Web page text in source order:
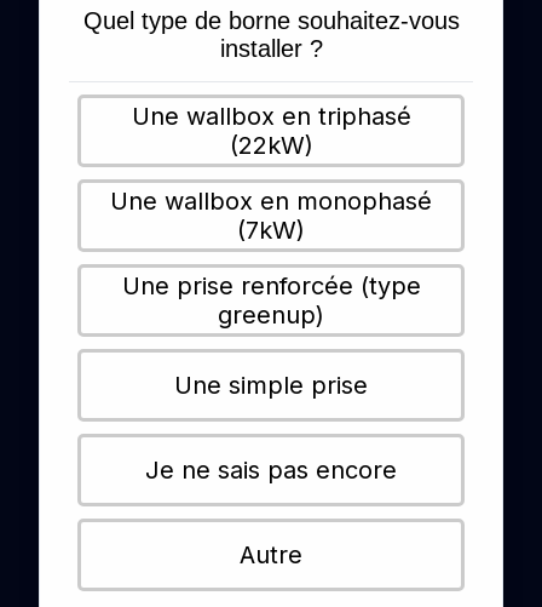
Quel type de borne souhaitez-vous
installer ?
Une wallbox en triphasé
(22kW)
Une wallbox en monophasé
(7kW)
Une prise renforcée (type
greenup)
Une simple prise
Je ne sais pas encore
Autre